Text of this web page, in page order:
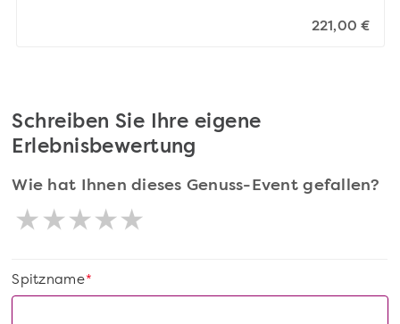
221,00 €
Schreiben Sie Ihre eigene
Erlebnisbewertung
Wie hat Ihnen dieses Genuss-Event gefallen?
*
Spitzname